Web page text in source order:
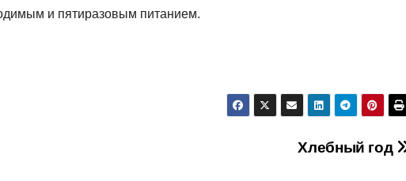
и пятиразовым питанием.
Хлебный год